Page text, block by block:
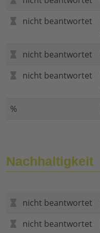
nicht beantwortet
nicht beantwortet
nicht beantwortet
%
Nachhaltigkeit
nicht beantwortet
nicht beantwortet